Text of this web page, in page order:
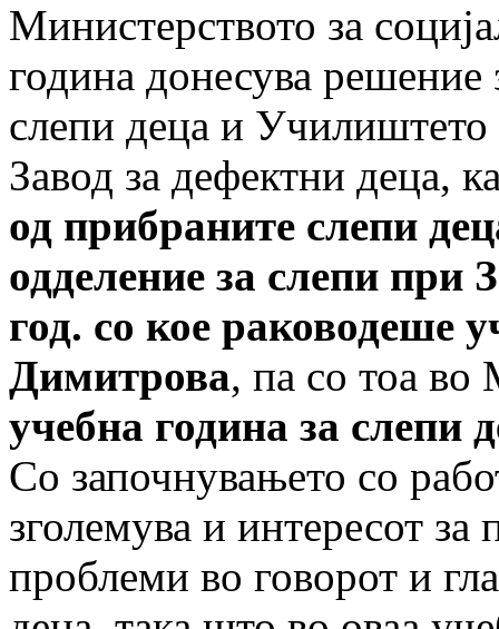
Министерството за
година донесува
слепи деца и
Завод за дефектни деца,
од прибраните слепи
одделение за слепи при
год. со кое раководеше
Димитрова, па со тоа во
учебна година за слепи
Со започнувањето со
зголемува и интересот
проблеми во говорот и